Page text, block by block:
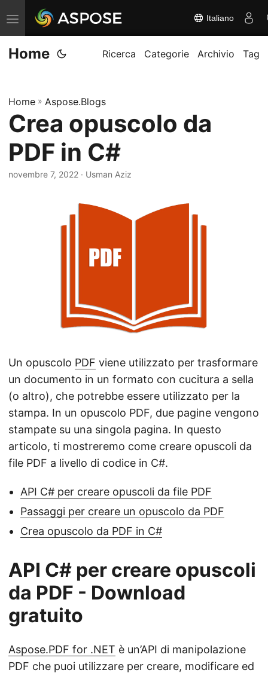
A
t
t
a
/
i
s
e
Italiano
Home Ricerca Categorie Archivio Tag
Home » Aspose.Blogs
Crea opuscolo da
PDF in C#
novembre 7, 2022 · Usman Aziz
Un opuscolo PDF viene utilizzato per trasformare
un documento in un formato con cucitura a sella
(o altro), che potrebbe essere utilizzato per la
stampa. In un opuscolo PDF, due pagine vengono
stampate su una singola pagina. In questo
articolo, ti mostreremo come creare opuscoli da
file PDF a livello di codice in C#.
API C# per creare opuscoli da file PDF
Passaggi per creare un opuscolo da PDF
Crea opuscolo da PDF in C#
API C# per creare opuscoli
da PDF - Download
gratuito
Aspose.PDF for .NET è un’API di manipolazione
PDF che puoi utilizzare per creare, modificare ed